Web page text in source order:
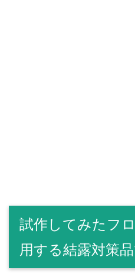
試作してみたフ
用する結露対策